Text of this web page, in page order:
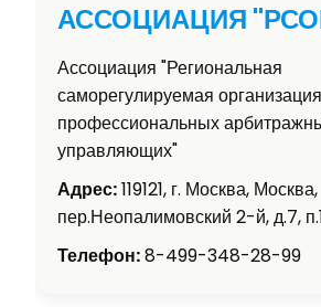
АССОЦИАЦИЯ
Ассоциация "Региональная
саморегулируемая организация
профессиональных
управляющих"
Адрес:119121, г. Москва, Москва,
пер.Неопалимовский 2-й, д.7,
Телефон:8-499-348-28-99